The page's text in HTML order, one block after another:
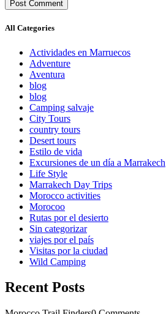
All Categories
Actividades en Marruecos
Adventure
Aventura
blog
blog
Camping salvaje
City Tours
country tours
Desert tours
Estilo de vida
Excursiones de un día a Marrakech
Life Style
Marrakech Day Trips
Morocco activities
Morocoo
Rutas por el desierto
Sin categorizar
viajes por el país
Visitas por la ciudad
Wild Camping
Recent Posts